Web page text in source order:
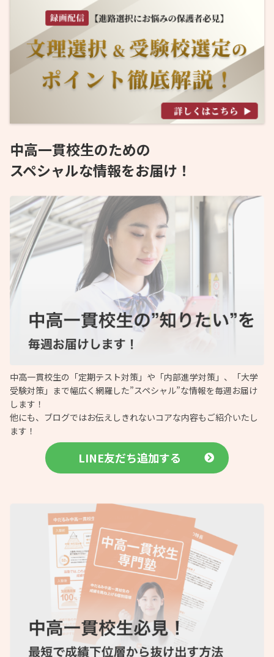
中高一貫校生のための
スペシャルな情報をお届け！
中高一貫校生の「定期テスト対策」や「内部進学対策」、「大学
受験対策」まで幅広く網羅した”スペシャル”な情報を毎週お届け
します！
他にも、ブログではお伝えしきれないコアな内容もご紹介いたし
ます！
LINE友だち追加する